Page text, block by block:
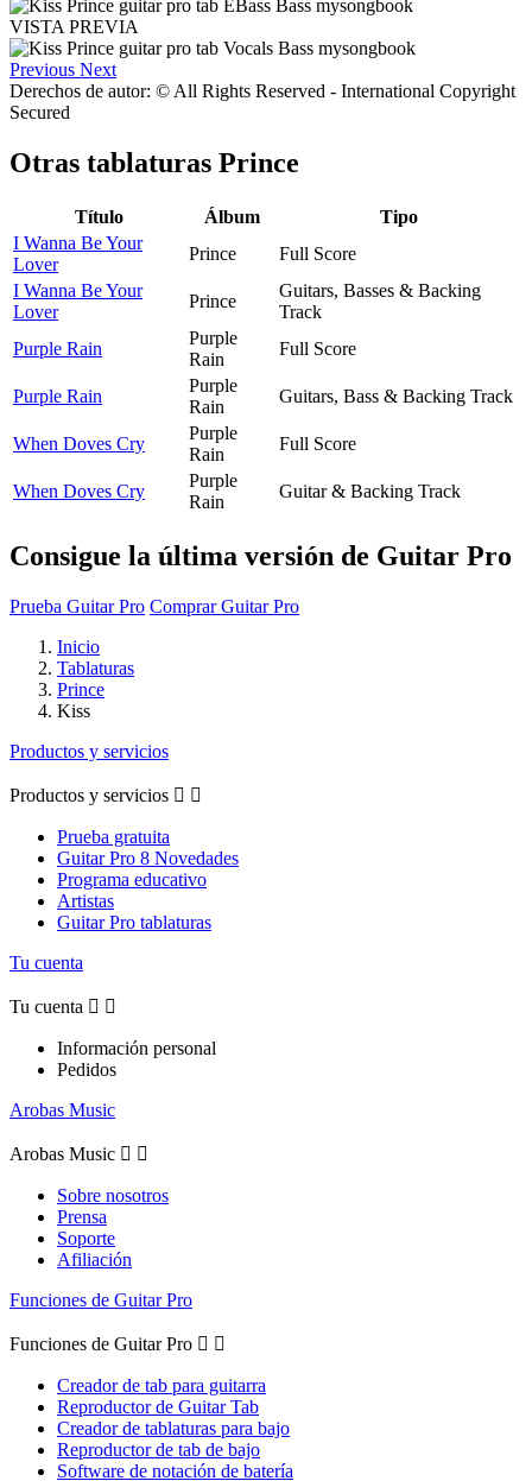
VISTA PREVIA
Previous Next
Derechos de autor: © All Rights Reserved - International Copyright
Secured
Otras tablaturas Prince
Título Álbum
Tipo
I Wanna Be Your
Lover
Prince
Full Score
I Wanna Be Your
Lover
Prince
Guitars, Basses & Backing
Track
Purple Rain
Purple
Rain
Full Score
Purple Rain
Purple
Rain
Guitars, Bass & Backing Track
When Doves Cry
Purple
Rain
Full Score
When Doves Cry
Purple
Rain
Guitar & Backing Track
Consigue la última versión de Guitar Pro
Prueba Guitar Pro Comprar Guitar Pro
Inicio
Tablaturas
Prince
Kiss
Productos y servicios
Productos y servicios  
Prueba gratuita
Guitar Pro 8 Novedades
Programa educativo
Artistas
Guitar Pro tablaturas
Tu cuenta
Tu cuenta  
Información personal
Pedidos
Arobas Music
Arobas Music  
Sobre nosotros
Prensa
Soporte
Afiliación
Funciones de Guitar Pro
Funciones de Guitar Pro  
Creador de tab para guitarra
Reproductor de Guitar Tab
Creador de tablaturas para bajo
Reproductor de tab de bajo
Software de notación de batería